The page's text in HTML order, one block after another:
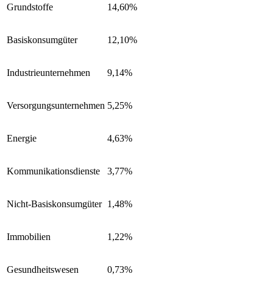
Grundstoffe 14,60%
Basiskonsumgüter 12,10%
Industrieunternehmen 9,14%
Versorgungsunternehmen 5,25%
Energie 4,63%
Kommunikationsdienste 3,77%
Nicht-Basiskonsumgüter 1,48%
Immobilien 1,22%
Gesundheitswesen 0,73%